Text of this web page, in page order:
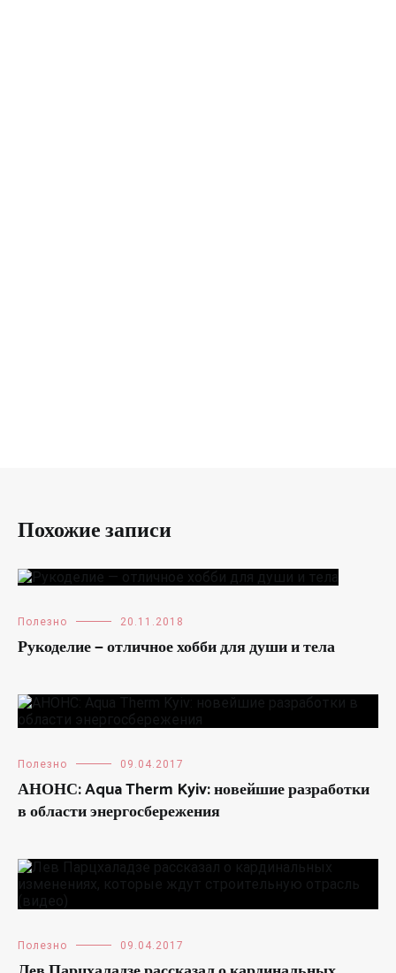
Похожие записи
Полезно 20.11.2018
Рукоделие — отличное хобби для души и тела
Полезно 09.04.2017
АНОНС: Aqua Therm Kyiv: новейшие разработки
в области энергосбережения
Полезно 09.04.2017